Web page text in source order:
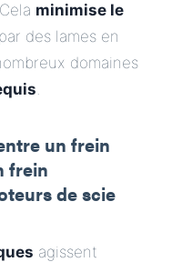
minimise le
des lames en
domaines
.
un frein
frein
de scie
agissent